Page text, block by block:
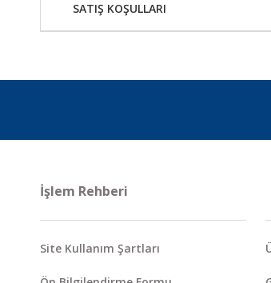
SATIŞ KOŞULLARI
İşlem Rehberi
Site Kullanım Şartları